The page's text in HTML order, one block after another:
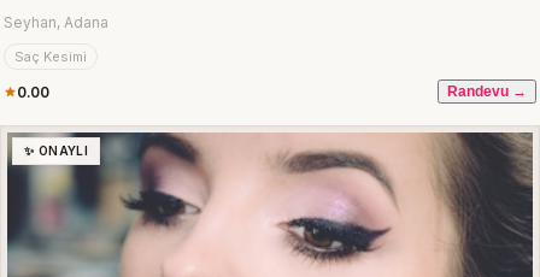
Seyhan, Adana
Saç Kesimi
0.00 Randevu →
✨ ONAYLI